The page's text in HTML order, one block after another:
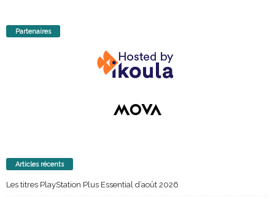
Partenaires
Articles récents
Les titres PlayStation Plus Essential d’août 2026